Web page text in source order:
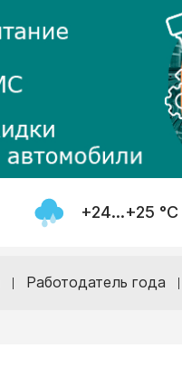
+24...+25 °С
Работодатель года